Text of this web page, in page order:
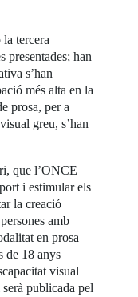
la tercera
presentades; han
s’han
més alta en la
prosa, per a
greu, s’han
que l’ONCE
i estimular els
la creació
amb
en prosa
de 18 anys
visual
publicada pel